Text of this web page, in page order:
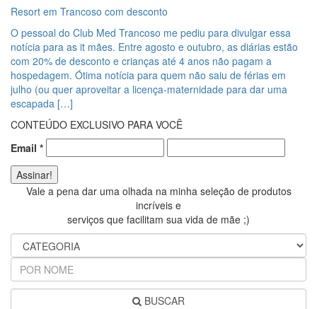
Resort em Trancoso com desconto
O pessoal do Club Med Trancoso me pediu para divulgar essa
notícia para as it mães. Entre agosto e outubro, as diárias estão
com 20% de desconto e crianças até 4 anos não pagam a
hospedagem. Ótima notícia para quem não saiu de férias em
julho (ou quer aproveitar a licença-maternidade para dar uma
escapada […]
CONTEÚDO EXCLUSIVO PARA VOCÊ
Email *
Vale a pena dar uma olhada na minha seleção de produtos
incríveis e
serviços que facilitam sua vida de mãe ;)
BUSCAR